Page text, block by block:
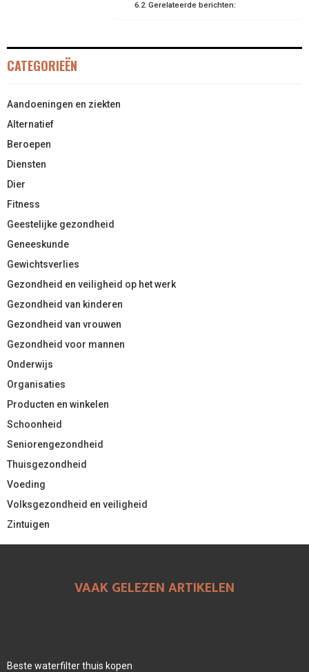
Gerelateerde berichten:
CATEGORIEËN
Aandoeningen en ziekten
Alternatief
Beroepen
Diensten
Dier
Fitness
Geestelijke gezondheid
Geneeskunde
Gewichtsverlies
Gezondheid en veiligheid op het werk
Gezondheid van kinderen
Gezondheid van vrouwen
Gezondheid voor mannen
Onderwijs
Organisaties
Producten en winkelen
Schoonheid
Seniorengezondheid
Thuisgezondheid
Voeding
Volksgezondheid en veiligheid
Zintuigen
VAAK GELEZEN ARTIKELEN
Beste waterfilter thuis kopen